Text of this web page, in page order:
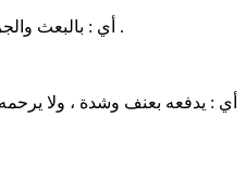
أي : بالبعث والجزاء ، فلا يؤمن بما جاءت به الرسل .
أي : يدفعه بعنف وشدة ، ولا يرحمه